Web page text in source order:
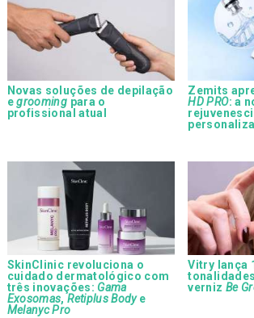
Novas soluções de depilação
egrooming para o
profissional atual
Zemits
HD PRO: a
SkinClinic revoluciona o
cuidado dermatológico com
três inovações: Gama
Exosomas, Retiplus Bodye
Melanyc Pro
Vitry lança
verniz Be